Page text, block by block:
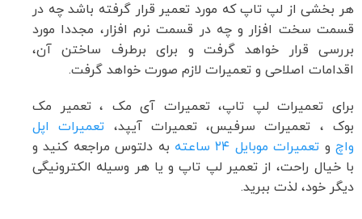
هر بخشی از لپ تاپ که مورد تعمیر قرار گرفته باشد چه در
قسمت سخت افزار و چه در قسمت نرم افزار، مجددا مورد
بررسی قرار خواهد گرفت و برای برطرف ساختن آن،
اقدامات اصلاحی و تعمیرات لازم صورت خواهد گرفت.
برای تعمیرات لپ تاپ، تعمیرات آی مک ، تعمیر مک
بوک ، تعمیرات سرفیس، تعمیرات آیپد، تعمیرات اپل
واچو تعمیرات موبایل ۲۴ ساعته
به دلتوس مراجعه کنید و
با خیال راحت، از تعمیر لپ تاپ و یا هر وسیله الکترونیگی
دیگر خود، لذت ببرید.